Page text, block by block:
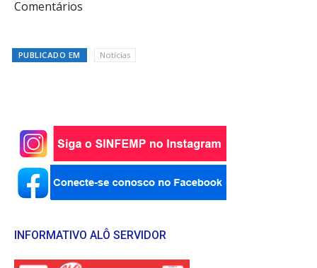
Comentários
PUBLICADO EM Notícias
INFORMATIVO ALÔ SERVIDOR